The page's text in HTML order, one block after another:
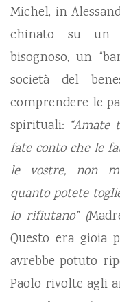
Michel, in
chinato su un
bisognoso, un
società del
comprendere le
spirituali: “Amate
fate conto che le
le vostre, non
quanto potete
lo rifiutano” (
Questo era gioia
avrebbe potuto
Paolo rivolte agli